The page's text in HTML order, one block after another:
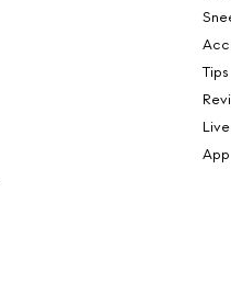
Tips
App